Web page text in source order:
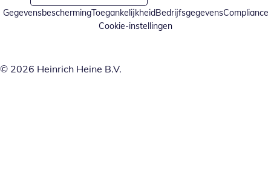
GegevensbeschermingToegankelijkheidBedrijfsgegevensCompliance
Cookie-instellingen
© 2026 Heinrich Heine B.V.